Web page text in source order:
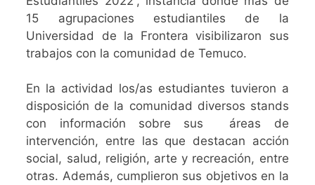
15 agrupaciones estudiantiles de la
Universidad de la Frontera visibilizaron sus
trabajos con la comunidad de Temuco.
En la actividad los/as estudiantes tuvieron a
disposición de la comunidad diversos stands
con información sobre sus áreas de
intervención, entre las que destacan acción
social, salud, religión, arte y recreación, entre
otras. Además, cumplieron sus objetivos en la